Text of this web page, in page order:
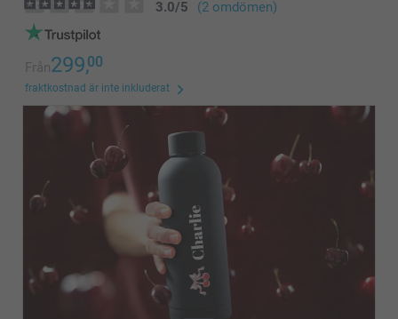
3.0/5 (2 omdömen)
Från299,00
fraktkostnad är inte inkluderat